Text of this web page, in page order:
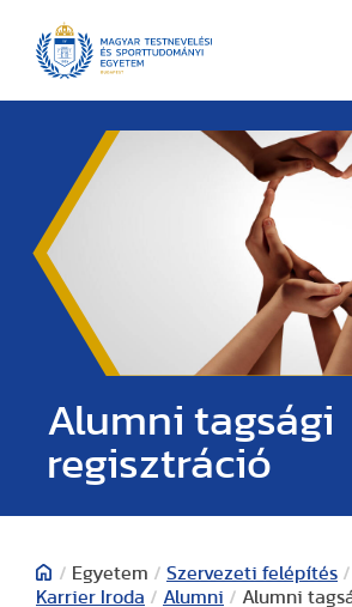
Alumni tagsági
regisztráció
/ Egyetem / Szervezeti felépítés /
Karrier Iroda / Alumni / Alumni